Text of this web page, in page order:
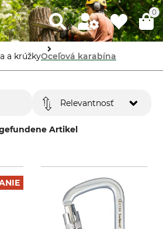
0
a krúžkyOceľová karabína
Artikel
Relevantnosť